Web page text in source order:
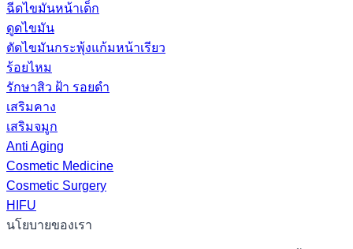
ฉีดไขมันหน้าเด็ก
ดูดไขมัน
ตัดไขมันกระพุ้งแก้มหน้าเรียว
ร้อยไหม
รักษาสิว ฝ้า รอยดำ
เสริมคาง
เสริมจมูก
Anti Aging
Cosmetic Medicine
Cosmetic Surgery
HIFU
นโยบายของเรา